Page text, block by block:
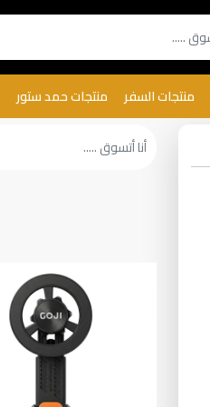
منتجات السفر منتجات حمد ستور